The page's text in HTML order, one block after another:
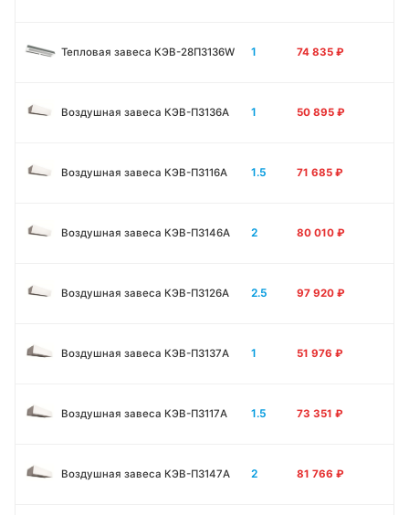
Тепловая завеса КЭВ-28П3136W 1 74 835 ₽
Воздушная завеса КЭВ-П3136A 1 50 895 ₽
Воздушная завеса КЭВ-П3116A 1.5 71 685 ₽
Воздушная завеса КЭВ-П3146A 2 80 010 ₽
Воздушная завеса КЭВ-П3126A 2.5 97 920 ₽
Воздушная завеса КЭВ-П3137A 1 51 976 ₽
Воздушная завеса КЭВ-П3117A 1.5 73 351 ₽
Воздушная завеса КЭВ-П3147A 2 81 766 ₽